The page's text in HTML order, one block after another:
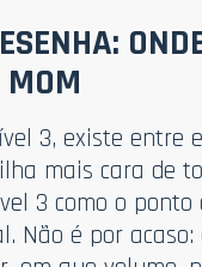
3, existe entre
mais cara de
3 como o ponto
Não é por